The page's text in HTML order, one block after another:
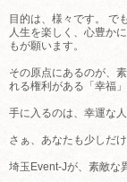
目的は、様々です。 で
人生を楽しく、心豊か
もが願います。
その原点にあるのが、
れる権利がある「幸福」
手に入るのは、幸運な
さぁ、あなたも少しだ
埼玉Event-Jが、素敵な